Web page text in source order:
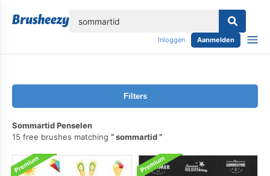
Inloggen Aanmelden
Filters
Sommartid Penselen
15 free brushes matching
sommartid